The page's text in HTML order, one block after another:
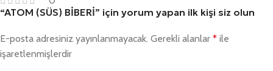
“ATOM (SÜS) BİBERİ” için yorum yapan ilk kişi siz olun
E-posta adresiniz yayınlanmayacak. Gerekli alanlar * ile
işaretlenmişlerdir